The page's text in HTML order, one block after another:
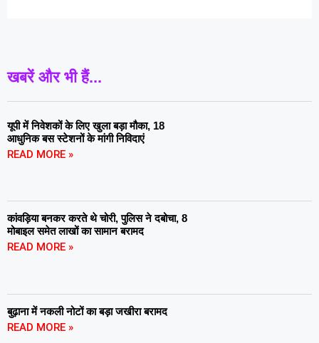
खबरें और भी हैं...
यूपी में निवेशकों के लिए खुला बड़ा मौका, 18
आधुनिक बस स्टेशनों के मांगी निविदाएं
READ MORE »
कांवड़िया बनकर करते थे चोरी, पुलिस ने दबोचा, 8
मोबाइल समेत लाखों का सामान बरामद
READ MORE »
बुढ़ाना में नकली नोटों का बड़ा जखीरा बरामद
READ MORE »